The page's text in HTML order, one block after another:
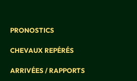
PRONOSTICS
CHEVAUX REPÉRÉS
ARRIVÉES / RAPPORTS